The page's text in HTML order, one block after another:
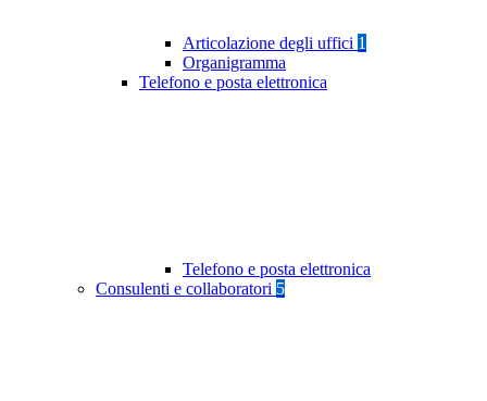
Articolazione degli uffici 1
Organigramma
Telefono e posta elettronica
Telefono e posta elettronica
Consulenti e collaboratori 5